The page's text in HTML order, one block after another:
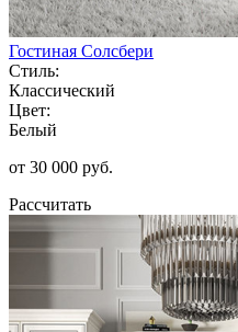
Гостиная Солсбери
Стиль:
Классический
Цвет:
Белый
от 30 000 руб.
Рассчитать